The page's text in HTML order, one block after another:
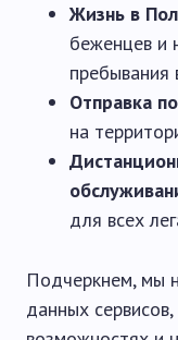
Жизнь в
беженцев и
пребывания
Отправка
на
для всех
Подчеркнем, мы
данных